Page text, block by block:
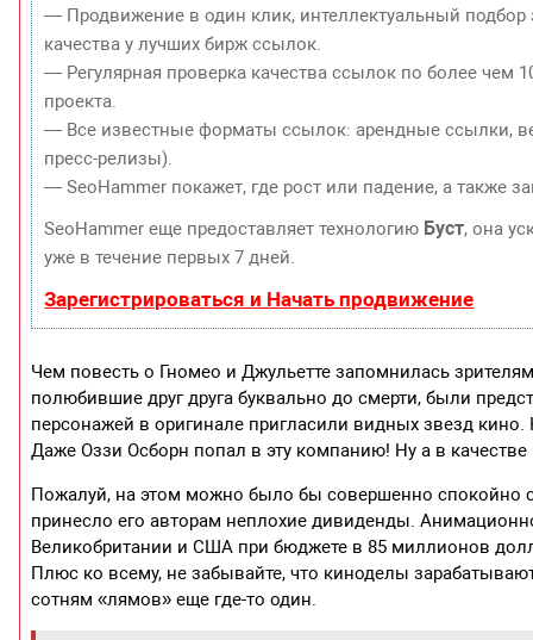
— Продвижение в один клик, интеллектуальный
качества у лучших бирж ссылок.
— Регулярная проверка качества ссылок по более чем
проекта.
— Все известные форматы ссылок: арендные ссылки,
пресс-релизы).
— SeoHammer покажет, где рост или падение, а также
SeoHammer еще предоставляет технологию Буст, она
уже в течение первых 7 дней.
Зарегистрироваться и Начать продвижение
Чем повесть о Гномео и Джульетте запомнилась
полюбившие друг друга буквально до смерти, были
персонажей в оригинале пригласили видных звезд
Даже Оззи Осборн попал в эту компанию! Ну а в
Пожалуй, на этом можно было бы совершенно спокойно
принесло его авторам неплохие дивиденды.
Великобритании и США при бюджете в 85 миллионов
Плюс ко всему, не забывайте, что киноделы
сотням «лямов» еще где-то один.